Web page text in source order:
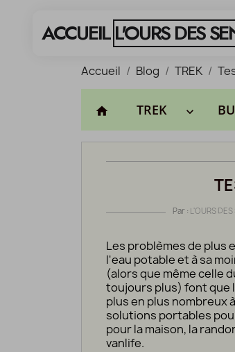
ACCUEILL'OURS DES
Accueil Blog TREK
home TREK keyboard_arrow_down
Par : L'OURS
Les problèmes de plus
l'eau potable et à sa
(alors que même celle
toujours plus) font que
plus en plus nombreux
solutions portables
pour la maison, la
vanlife.